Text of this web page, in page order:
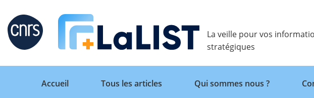
Retour
La veille pour vos
stratégiques
Retour
Accueil
Tous les articles Qui sommes nous ?